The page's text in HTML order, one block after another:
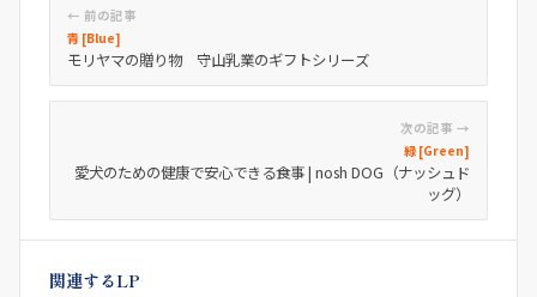
← 前の記事
青 [Blue]
モリヤマの贈り物 守山乳業のギフトシリーズ
次の記事 →
緑 [Green]
愛犬のための健康で安心できる食事 | nosh DOG（ナッシュド
ッグ）
関連するLP